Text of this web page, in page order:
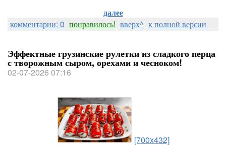
далее
комментарии: 0 понравилось! вверх^ к полной версии
Эффектные грузинские рулетки из сладкого перца
с творожным сыром, орехами и чесноком!
02-07-2026 07:16
[700x432]